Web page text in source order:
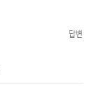
답변